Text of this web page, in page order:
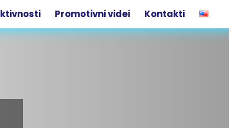
Promotivni videi Kontakti